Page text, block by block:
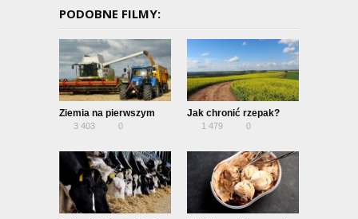
PODOBNE FILMY:
Ziemia na pierwszym
miejscu – jak rozwijać
w Polsce?
3 403 0
Jak chronić rzepak?
1 479 0